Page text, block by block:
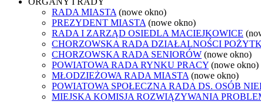
RADA MIASTA (nowe okno)
PREZYDENT MIASTA (nowe okno)
RADA I ZARZĄD OSIEDLA MACIEJKOWICE
CHORZOWSKA RADA DZIAŁALNOŚCI
CHORZOWSKA RADA SENIORÓW (nowe okno)
POWIATOWA RADA RYNKU PRACY (nowe okno)
MŁODZIEŻOWA RADA MIASTA (nowe okno)
POWIATOWA SPOŁECZNA RADA DS. OSÓB
MIEJSKA KOMISJA ROZWIĄZYWANIA